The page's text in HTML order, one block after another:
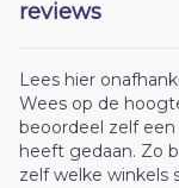
reviews
Lees hier
Wees op de
beoordeel zelf
heeft gedaan. Zo
zelf welke winkels